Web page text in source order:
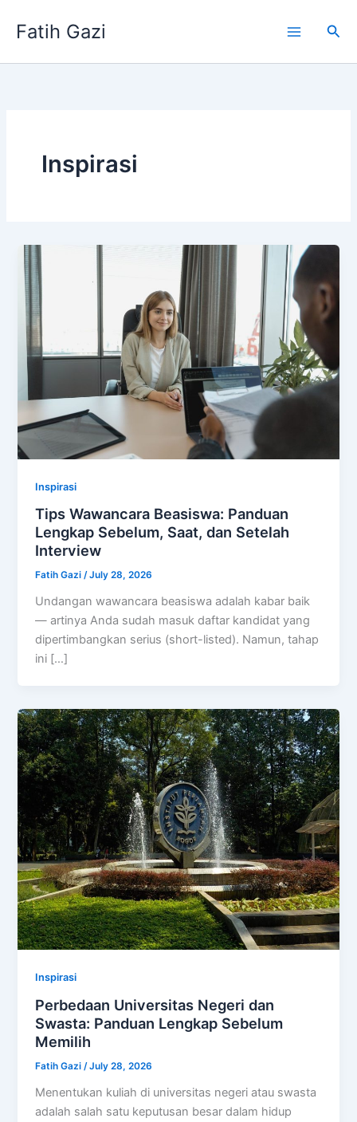
Fatih Gazi
Inspirasi
Inspirasi
Tips Wawancara Beasiswa: Panduan
Lengkap Sebelum, Saat, dan Setelah
Interview
Fatih Gazi/July 28, 2026
Undangan wawancara beasiswa adalah kabar baik
— artinya Anda sudah masuk daftar kandidat yang
dipertimbangkan serius (short-listed). Namun, tahap
ini […]
Inspirasi
Perbedaan Universitas Negeri dan
Swasta: Panduan Lengkap Sebelum
Memilih
Fatih Gazi/July 28, 2026
Menentukan kuliah di universitas negeri atau swasta
adalah salah satu keputusan besar dalam hidup